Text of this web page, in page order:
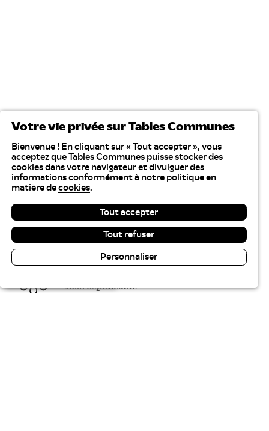
Votre vie privée sur Tables Communes
Bienvenue ! En cliquant sur « Tout accepter », vous
acceptez que Tables Communes puisse stocker des
cookies dans votre navigateur et divulguer des
informations conformément à notre politique en
matière de cookies.
Tout accepter
Tout refuser
Personnaliser